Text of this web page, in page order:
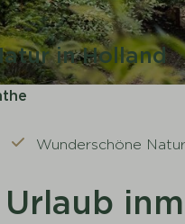
in Holland
Wunderschöne